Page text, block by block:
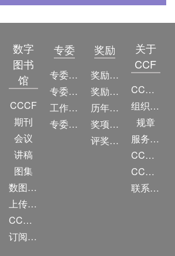
数字
图书
馆
CCCF
期刊
会议
讲稿
图集
数图编审委员会
上传/发布作品
CCF DL Focus
订阅《计算》
专委
专委简介
专委条例
工作问答
专委名单
奖励
奖励动态
奖励目录
历年获奖名单
奖项推荐
评奖条例
关于
CCF
CCF简介
组织机构
规章
服务项目
CCF大事记
CCF创建60周年
联系我们